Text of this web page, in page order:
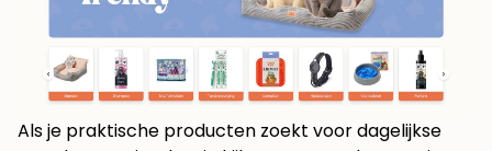
Als je praktische producten zoekt voor dagelijkse